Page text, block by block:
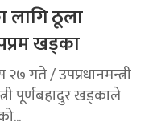
लागि ठूला
खड्का
गते / उपप्रधानमन्त्री
पूर्णबहादुर खड्काले